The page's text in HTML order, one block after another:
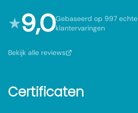
★9,0Gebaseerd op 997 echte
klantervaringen
Bekijk alle reviews
Certificaten